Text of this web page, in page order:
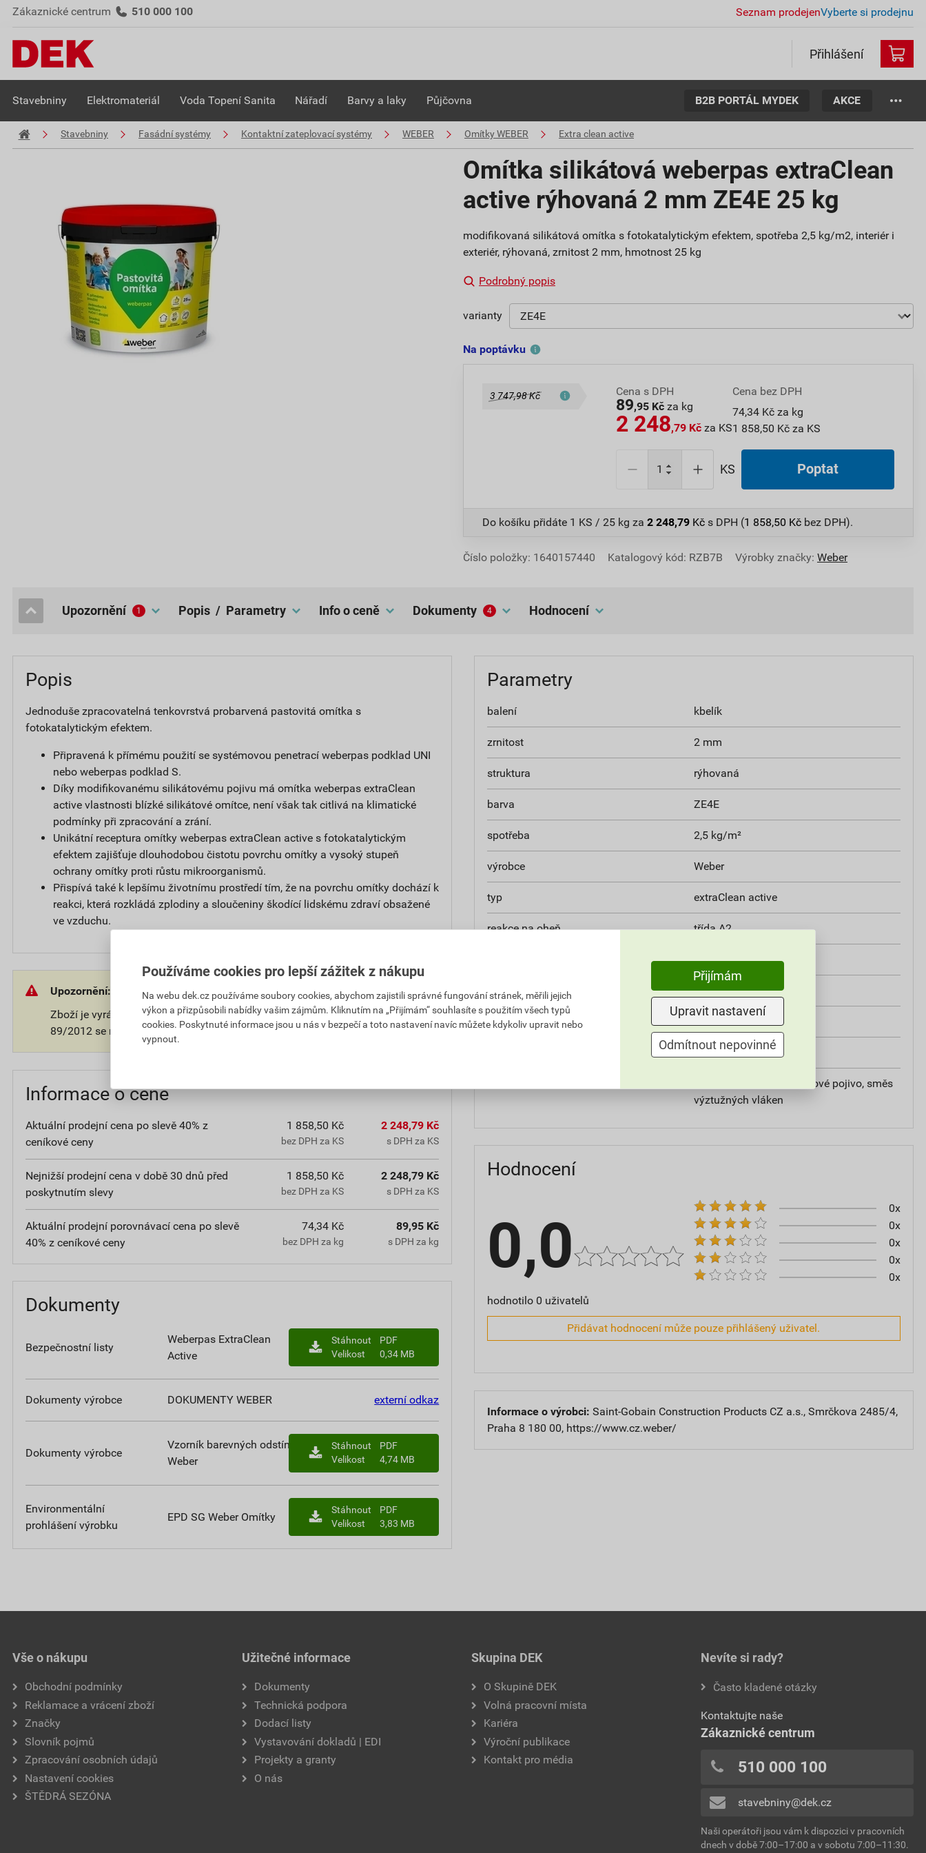
Zákaznické centrum 510 000 100 Seznam prodejenVyberte si prodejnu
Přihlášení
Stavebniny Elektromateriál Voda Topení Sanita Nářadí Barvy a laky Půjčovna B2B PORTÁL MYDEK AKCE
Stavebniny Fasádní systémy Kontaktní zateplovací systémy WEBER Omítky WEBER Extra clean active
Omítka silikátová weberpas extraClean
active rýhovaná 2 mm ZE4E 25 kg
modifikovaná silikátová omítka s fotokatalytickým efektem, spotřeba 2,5 kg/m2, interiér i
exteriér, rýhovaná, zrnitost 2 mm, hmotnost 25 kg
Podrobný popis
varianty
Na poptávku
3 747,98 Kč Cena s DPH
89,95 Kč za kg
2 248,79 Kč za KS
Cena bez DPH
74,34 Kč za kg
1 858,50 Kč za KS
KS Poptat
Do košíku přidáte 1 KS / 25 kg za 2 248,79 Kč s DPH (1 858,50 Kč bez DPH).
Číslo položky: 1640157440 Katalogový kód: RZB7B Výrobky značky: Weber
popis / Parametry
upozornění 1 Info o ceně dokumenty 4 hodnocení
Popis
Jednoduše zpracovatelná tenkovrstvá probarvená pastovitá omítka s
fotokatalytickým efektem.
Připravená k přímému použití se systémovou penetrací weberpas podklad UNI
nebo weberpas podklad S.
Díky modifikovanému silikátovému pojivu má omítka weberpas extraClean
active vlastnosti blízké silikátové omítce, není však tak citlivá na klimatické
podmínky při zpracování a zrání.
Unikátní receptura omítky weberpas extraClean active s fotokatalytickým
efektem zajišťuje dlouhodobou čistotu povrchu omítky a vysoký stupeň
ochrany omítky proti růstu mikroorganismů.
Přispívá také k lepšímu životnímu prostředí tím, že na povrchu omítky dochází k
reakci, která rozkládá zplodiny a sloučeniny škodící lidskému zdraví obsažené
ve vzduchu.
Upozornění:
Zboží je vyráběno na přání zákazníka. V souladu s občanským zákoníkem č.
89/2012 se na takové zboží nevztahuje 14-ti denní ochranná lhůta.
Informace o ceně
Aktuální prodejní cena po slevě 40% z
ceníkové ceny
1 858,50 Kč
bez DPH za KS
2 248,79 Kč
s DPH za KS
Nejnižší prodejní cena v době 30 dnů před
poskytnutím slevy
1 858,50 Kč
bez DPH za KS
2 248,79 Kč
s DPH za KS
Aktuální prodejní porovnávací cena po slevě
40% z ceníkové ceny
74,34 Kč
bez DPH za kg
89,95 Kč
s DPH za kg
Dokumenty
Bezpečnostní listy
Weberpas ExtraClean
Active
Stáhnout
PDF
Velikost
0,34 MB
Dokumenty výrobce DOKUMENTY WEBER externí odkaz
Dokumenty výrobce
Vzorník barevných odstínů
Weber
Stáhnout
PDF
Velikost
4,74 MB
Environmentální
prohlášení výrobku
EPD SG Weber Omítky
Stáhnout
PDF
Velikost
3,83 MB
Parametry
balení kbelík
zrnitost 2 mm
struktura rýhovaná
barva ZE4E
spotřeba 2,5 kg/m²
výrobce Weber
typ extraClean active
reakce na oheň třída A2
od +5°C do +25°C
hmotnost 25 kg
typ výrobku
20
vápencové plnivo, silikátové pojivo, směs
výztužných vláken
Hodnocení
0,0
hodnotilo 0 uživatelů
0x
0x
0x
0x
0x
Přidávat hodnocení může pouze přihlášený uživatel.
Informace o výrobci: Saint-Gobain Construction Products CZ a.s., Smrčkova 2485/4,
Praha 8 180 00, https://www.cz.weber/
Vše o nákupu
Obchodní podmínky
Reklamace a vrácení zboží
Značky
Slovník pojmů
Zpracování osobních údajů
Nastavení cookies
ŠTĚDRÁ SEZÓNA
Užitečné informace
Dokumenty
Technická podpora
Dodací listy
Vystavování dokladů | EDI
Projekty a granty
O nás
Skupina DEK
O Skupině DEK
Volná pracovní místa
Kariéra
Výroční publikace
Kontakt pro média
Nevíte si rady?
Často kladené otázky
Kontaktujte naše
Zákaznické centrum
510 000 100
stavebniny@dek.cz
Naši operátoři jsou vám k dispozici v pracovních
dnech v době 7:00–17:00 a v sobotu 7:00–11:30.
Používáme cookies pro lepší zážitek z nákupu
Na webu dek.cz používáme soubory cookies, abychom zajistili správné fungování stránek, měřili jejich
výkon a přizpůsobili nabídky vašim zájmům. Kliknutím na „Přijímám“ souhlasíte s použitím všech typů
cookies. Poskytnuté informace jsou u nás v bezpečí a toto nastavení navíc můžete kdykoliv upravit nebo
vypnout.
Přijímám
Upravit nastavení
Odmítnout nepovinné